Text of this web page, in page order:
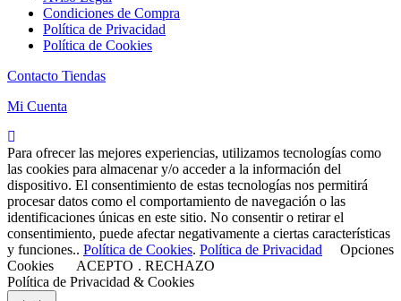
Condiciones de Compra
Política de Privacidad
Política de Cookies
Contacto Tiendas
Mi Cuenta
Para ofrecer las mejores experiencias, utilizamos tecnologías como
las cookies para almacenar y/o acceder a la información del
dispositivo. El consentimiento de estas tecnologías nos permitirá
procesar datos como el comportamiento de navegación o las
identificaciones únicas en este sitio. No consentir o retirar el
consentimiento, puede afectar negativamente a ciertas características
y funciones.. Política de Cookies. Política de Privacidad
Opciones
Cookies
ACEPTO . RECHAZO
Política de Privacidad & Cookies